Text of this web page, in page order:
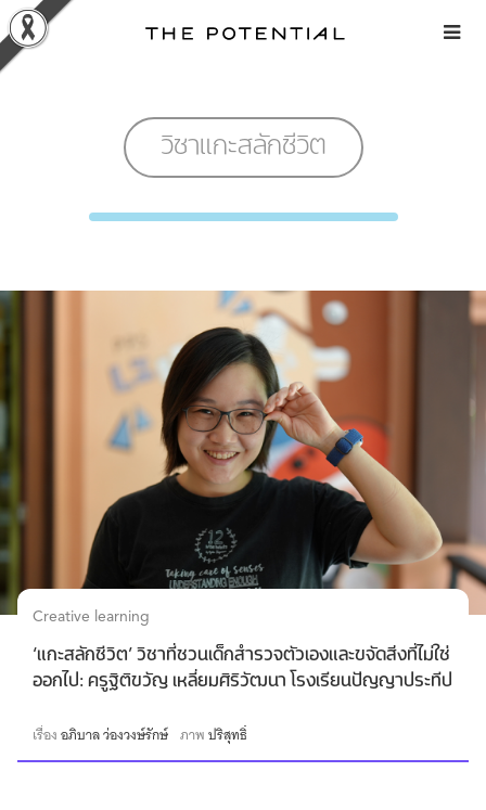
Skip
to
content
วิชาแกะสลักชีวิต
Creative learning
‘แกะสลักชีวิต’ วิชาที่ชวนเด็กสำรวจตัวเองและขจัดสิ่งที่ไม่ใช่
ออกไป: ครูฐิติขวัญ เหลี่ยมศิริวัฒนา โรงเรียนปัญญาประทีป
เรื่องอภิบาล ว่องวงษ์รักษ์ ภาพปริสุทธิ์